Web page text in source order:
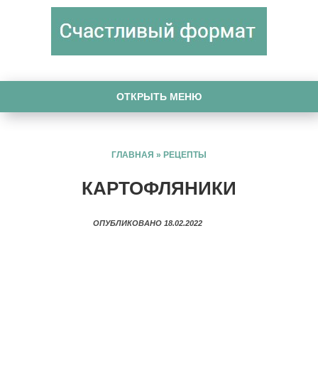
ОТКРЫТЬ МЕНЮ
ГЛАВНАЯ » РЕЦЕПТЫ
КАРТОФЛЯНИКИ
ОПУБЛИКОВАНО 18.02.2022